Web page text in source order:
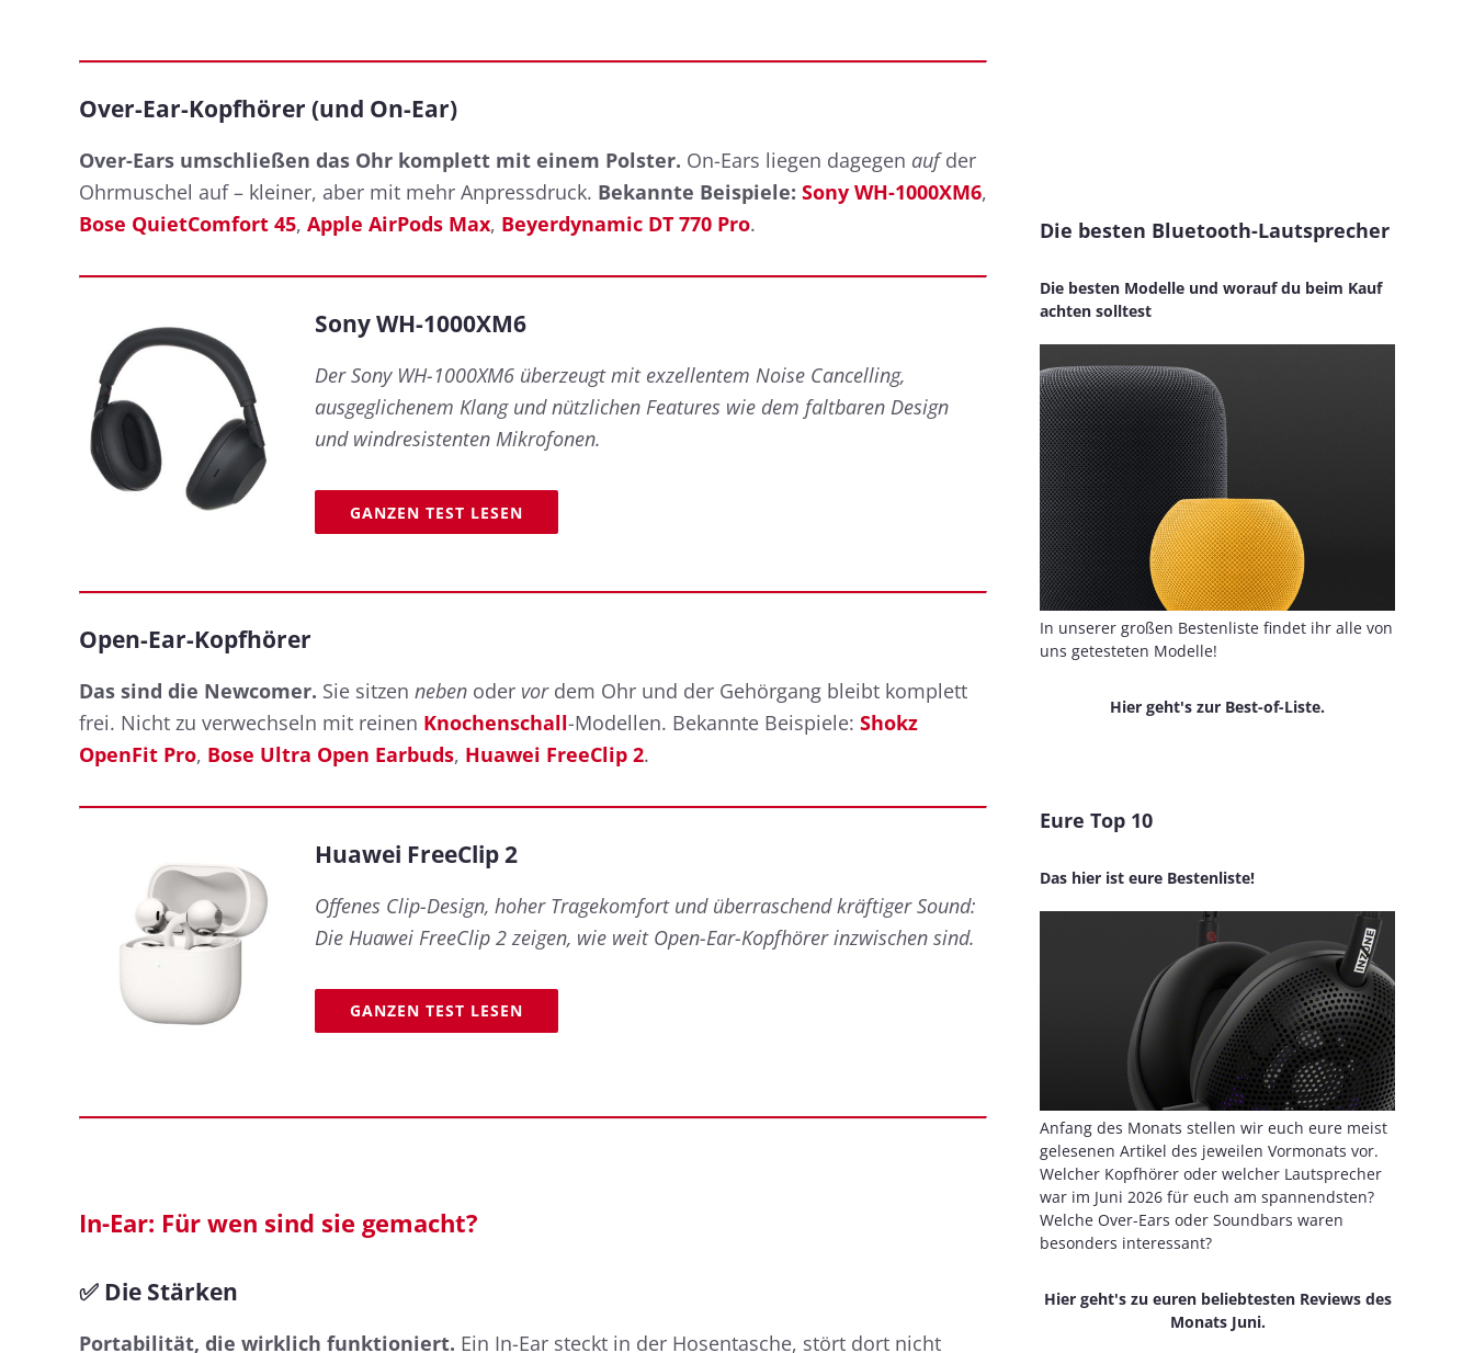
Over-Ear-Kopfhörer (und On-Ear)
Over-Ears umschließen das Ohr komplett mit einem Polster. On-Ears liegen dagegen aufder
Ohrmuschel auf – kleiner, aber mit mehr Anpressdruck. Bekannte Beispiele: Sony WH-1000XM6,
Bose QuietComfort 45, Apple AirPods Max, Beyerdynamic DT 770 Pro.
Sony WH-1000XM6
Der Sony WH-1000XM6 überzeugt mit exzellentem Noise Cancelling,
ausgeglichenem Klang und nützlichen Features wie dem faltbaren Design
und windresistenten Mikrofonen.
GANZEN TEST LESEN
Open-Ear-Kopfhörer
Das sind die Newcomer. Sie sitzen neben oder vordem Ohr und der Gehörgang bleibt komplett
frei. Nicht zu verwechseln mit reinen Knochenschall-Modellen. Bekannte Beispiele: Shokz
OpenFit Pro, Bose Ultra Open Earbuds, Huawei FreeClip 2.
Huawei FreeClip 2
Offenes Clip-Design, hoher Tragekomfort und überraschend kräftiger Sound:
Die Huawei FreeClip 2 zeigen, wie weit Open-Ear-Kopfhörer inzwischen sind.
GANZEN TEST LESEN
In-Ear: Für wen sind sie gemacht?
✅ Die Stärken
Portabilität, die wirklich funktioniert. Ein In-Ear steckt in der Hosentasche, stört dort nicht
Die besten Bluetooth-Lautsprecher
Die besten Modelle und worauf du beim Kauf
achten solltest
In unserer großen Bestenliste findet ihr alle von
uns getesteten Modelle!
Hier geht's zur Best-of-Liste.
Eure Top 10
Das hier ist eure Bestenliste!
Anfang des Monats stellen wir euch eure meist
gelesenen Artikel des jeweilen Vormonats vor.
Welcher Kopfhörer oder welcher Lautsprecher
war im Juni 2026 für euch am spannendsten?
Welche Over-Ears oder Soundbars waren
besonders interessant?
Hier geht's zu euren beliebtesten Reviews des
Monats Juni.